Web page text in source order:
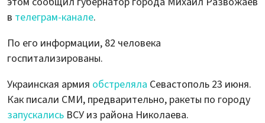
в телеграм-канале.
По его информации, 82 человека
госпитализированы.
Украинская армия обстреляла Севастополь 23 июня.
Как писали СМИ, предварительно, ракеты по городу
запускались ВСУ из района Николаева.